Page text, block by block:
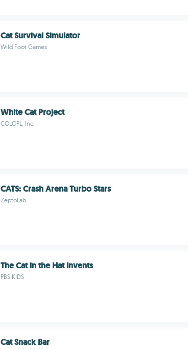
Cat Survival Simulator
Wild Foot Games
White Cat Project
COLOPL, Inc.
CATS: Crash Arena Turbo Stars
ZeptoLab
The Cat in the Hat Invents
PBS KIDS
Cat Snack Bar